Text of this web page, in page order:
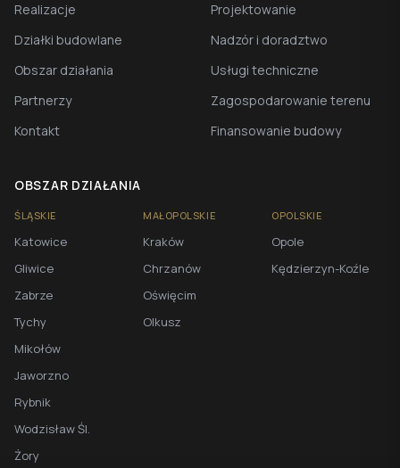
Realizacje
Działki budowlane
Obszar działania
Partnerzy
Kontakt
Projektowanie
Nadzór i doradztwo
Usługi techniczne
Zagospodarowanie terenu
Finansowanie budowy
OBSZAR DZIAŁANIA
ŚLĄSKIE
Katowice
Gliwice
Zabrze
Tychy
Mikołów
Jaworzno
Rybnik
Wodzisław Śl.
Żory
MAŁOPOLSKIE
Kraków
Chrzanów
Oświęcim
Olkusz
OPOLSKIE
Opole
Kędzierzyn-Koźle